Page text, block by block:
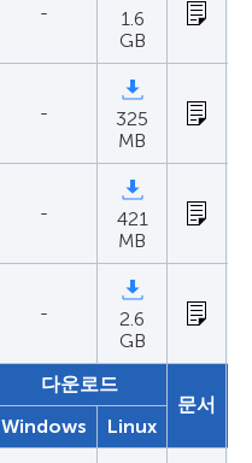
-
1.6
GB
-
325
MB
-
421
MB
-
2.6
GB
다운로드
문서
Windows
Linux